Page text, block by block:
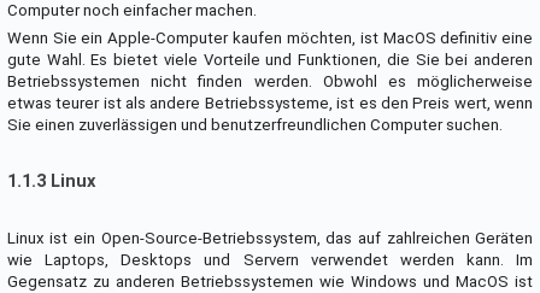
Computer noch einfacher machen.
Wenn Sie ein Apple-Computer kaufen möchten, ist MacOS definitiv eine
gute Wahl. Es bietet viele Vorteile und Funktionen, die Sie bei anderen
Betriebssystemen nicht finden werden. Obwohl es möglicherweise
etwas teurer ist als andere Betriebssysteme, ist es den Preis wert, wenn
Sie einen zuverlässigen und benutzerfreundlichen Computer suchen.
1.1.3 Linux
Linux ist ein Open-Source-Betriebssystem, das auf zahlreichen Geräten
wie Laptops, Desktops und Servern verwendet werden kann. Im
Gegensatz zu anderen Betriebssystemen wie Windows und MacOS ist